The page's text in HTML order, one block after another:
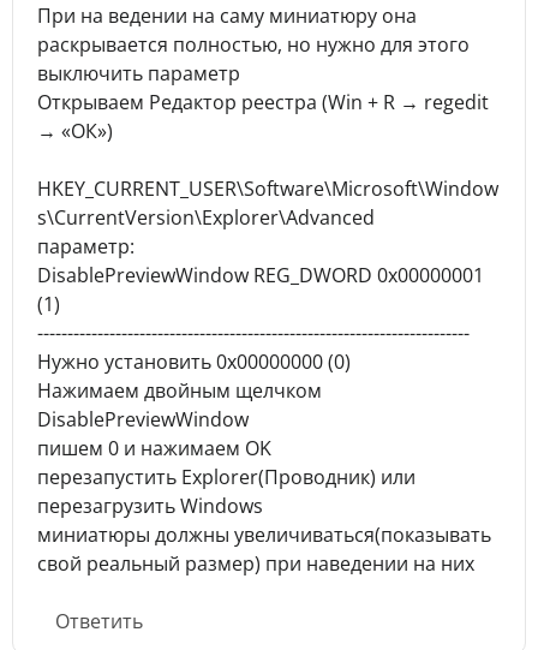
При на ведении на саму миниатюру она
раскрывается полностью, но нужно для этого
выключить параметр
Открываем Редактор реестра (Win + R → regedit
→ «ОК»)
HKEY_CURRENT_USER\Software\Microsoft\Window
s\CurrentVersion\Explorer\Advanced
параметр:
DisablePreviewWindow REG_DWORD 0x00000001
(1)
------------------------------------------------------------------------
Нужно установить 0x00000000 (0)
Нажимаем двойным щелчком
DisablePreviewWindow
пишем 0 и нажимаем OK
перезапустить Explorer(Проводник) или
перезагрузить Windows
миниатюры должны увеличиваться(показывать
свой реальный размер) при наведении на них
Ответить